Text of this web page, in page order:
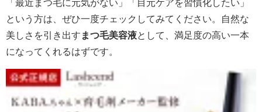
「最近まつ毛に元気がない」「目元ケアを習慣化したい」
という方は、ぜひ一度チェックしてみてください。自然な
美しさを引き出す まつ毛美容液として、満足度の高い一本
になってくれるはずです。